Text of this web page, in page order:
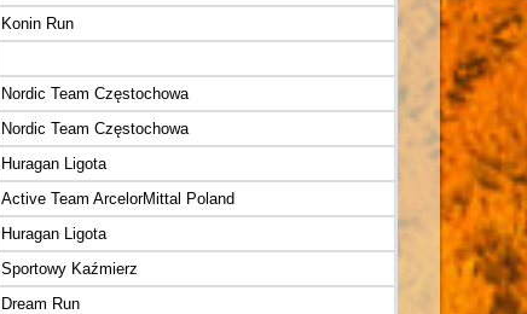
Konin Run
Nordic Team Częstochowa
Nordic Team Częstochowa
Huragan Ligota
Active Team ArcelorMittal Poland
Huragan Ligota
Sportowy Kaźmierz
Dream Run